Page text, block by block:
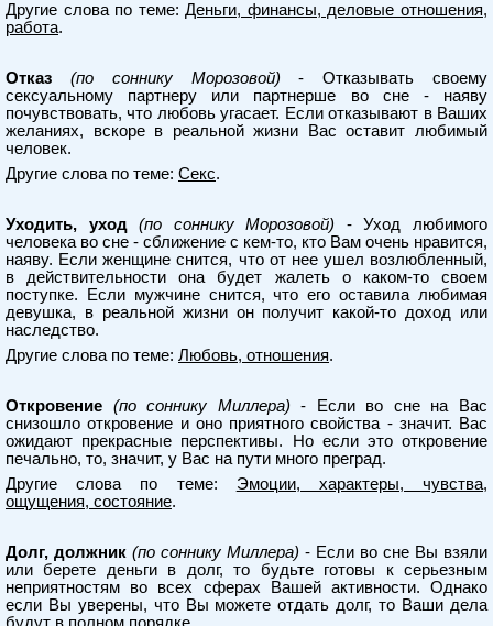
Другие слова по теме:Деньги, финансы, деловые отношения,
работа.
Отказ (по соннику Морозовой) - Отказывать своему
сексуальному партнеру или партнерше во сне - наяву
почувствовать, что любовь угасает. Если отказывают в Ваших
желаниях, вскоре в реальной жизни Вас оставит любимый
человек.
Другие слова по теме: Секс.
Уходить, уход (по соннику Морозовой) - Уход любимого
человека во сне - сближение с кем-то, кто Вам очень нравится,
наяву. Если женщине снится, что от нее ушел возлюбленный,
в действительности она будет жалеть о каком-то своем
поступке. Если мужчине снится, что его оставила любимая
девушка, в реальной жизни он получит какой-то доход или
наследство.
Другие слова по теме: Любовь, отношения.
Откровение (по соннику Миллера) - Если во сне на Вас
снизошло откровение и оно приятного свойства - значит. Вас
ожидают прекрасные перспективы. Но если это откровение
печально, то, значит, у Вас на пути много преград.
Другие слова по теме: Эмоции, характеры, чувства,
ощущения, состояние.
Долг, должник (по соннику Миллера) - Если во сне Вы взяли
или берете деньги в долг, то будьте готовы к серьезным
неприятностям во всех сферах Вашей активности. Однако
если Вы уверены, что Вы можете отдать долг, то Ваши дела